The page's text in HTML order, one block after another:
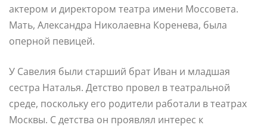
актером и директором театра имени Моссовета.
Мать, Александра Николаевна Коренева, была
оперной певицей.
У Савелия были старший брат Иван и младшая
сестра Наталья. Детство провел в театральной
среде, поскольку его родители работали в театрах
Москвы. С детства он проявлял интерес к